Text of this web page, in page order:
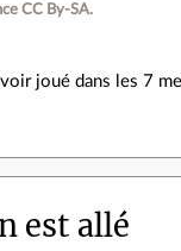
CC By‑SA.
joué dans les 7
est allé